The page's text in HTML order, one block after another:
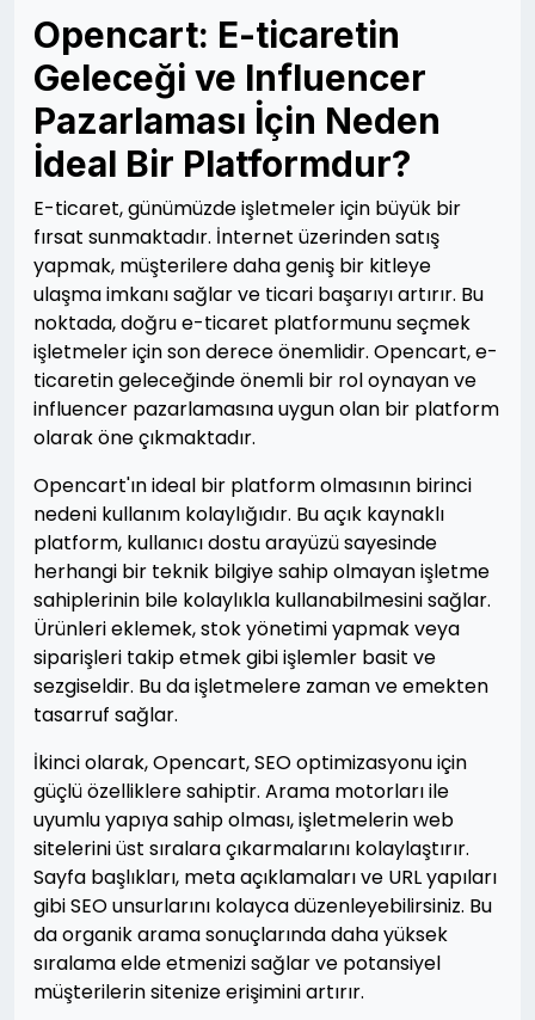
Opencart: E-ticaretin
Geleceği ve Influencer
Pazarlaması İçin Neden
İdeal Bir Platformdur?
E-ticaret, günümüzde işletmeler için büyük bir
fırsat sunmaktadır. İnternet üzerinden satış
yapmak, müşterilere daha geniş bir kitleye
ulaşma imkanı sağlar ve ticari başarıyı artırır. Bu
noktada, doğru e-ticaret platformunu seçmek
işletmeler için son derece önemlidir. Opencart, e-
ticaretin geleceğinde önemli bir rol oynayan ve
influencer pazarlamasına uygun olan bir platform
olarak öne çıkmaktadır.
Opencart'ın ideal bir platform olmasının birinci
nedeni kullanım kolaylığıdır. Bu açık kaynaklı
platform, kullanıcı dostu arayüzü sayesinde
herhangi bir teknik bilgiye sahip olmayan işletme
sahiplerinin bile kolaylıkla kullanabilmesini sağlar.
Ürünleri eklemek, stok yönetimi yapmak veya
siparişleri takip etmek gibi işlemler basit ve
sezgiseldir. Bu da işletmelere zaman ve emekten
tasarruf sağlar.
İkinci olarak, Opencart, SEO optimizasyonu için
güçlü özelliklere sahiptir. Arama motorları ile
uyumlu yapıya sahip olması, işletmelerin web
sitelerini üst sıralara çıkarmalarını kolaylaştırır.
Sayfa başlıkları, meta açıklamaları ve URL yapıları
gibi SEO unsurlarını kolayca düzenleyebilirsiniz. Bu
da organik arama sonuçlarında daha yüksek
sıralama elde etmenizi sağlar ve potansiyel
müşterilerin sitenize erişimini artırır.